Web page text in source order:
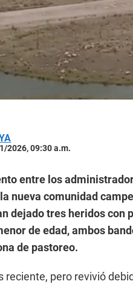
2026, 09:30 a.m.
entre los
nueva comunidad
dejado tres heridos con
de edad, ambos
de pastoreo.
reciente, pero revivió